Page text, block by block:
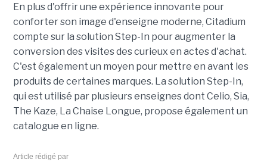
En plus d'offrir une expérience innovante pour
conforter son image d'enseigne moderne, Citadium
compte sur la solution Step-In pour augmenter la
conversion des visites des curieux en actes d'achat.
C'est également un moyen pour mettre en avant les
produits de certaines marques. La solution Step-In,
qui est utilisé par plusieurs enseignes dont Celio, Sia,
The Kaze, La Chaise Longue, propose également un
catalogue en ligne.
Article rédigé par